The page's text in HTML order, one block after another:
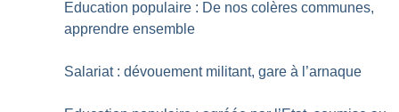
Education populaire : De nos colères communes,
apprendre ensemble
Salariat : dévouement militant, gare à l’arnaque